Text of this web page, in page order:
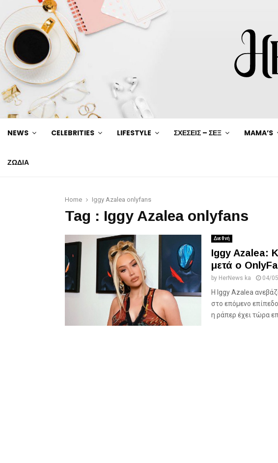
NEWS CELEBRITIES LIFESTYLE ΣΧΕΣΕΙΣ – ΣΕΞ MAMA’S
ΖΩΔΙΑ
Home Iggy Azalea onlyfans
Tag : Iggy Azalea onlyfans
Διεθνή
Iggy Azalea:
μετά ο
by HerNews ka 04/
Η Iggy Azalea
στο επόμενο
η ράπερ έχει τώρα